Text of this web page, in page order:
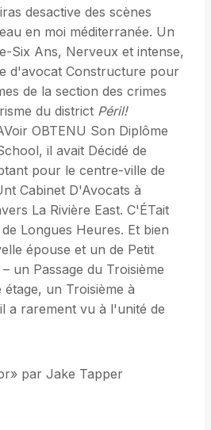
desactive des scènes
en moi méditerranée. Un
Six Ans, Nerveux et intense,
d'avocat Constructure pour
de la section des crimes
du district Péril!
OBTENU Son Diplôme
il avait Décidé de
pour le centre-ville de
Cabinet D'Avocats à
La Rivière East. C'ÉTait
Longues Heures. Et bien
épouse et un de Petit
un Passage du Troisième
un Troisième à
a rarement vu à l'unité de
par Jake Tapper